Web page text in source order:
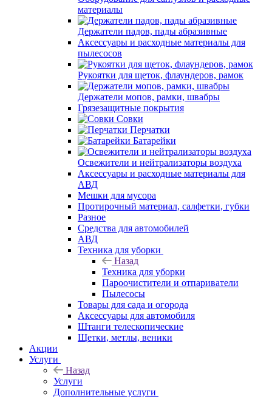
материалы
Держатели падов, пады абразивные
Аксессуары и расходные материалы для
пылесосов
Рукоятки для щеток, флаундеров, рамок
Держатели мопов, рамки, швабры
Грязезащитные покрытия
Совки
Перчатки
Батарейки
Освежители и нейтрализаторы воздуха
Аксессуары и расходные материалы для
АВД
Мешки для мусора
Протирочный материал, салфетки, губки
Разное
Средства для автомобилей
АВД
Техника для уборки
Назад
Техника для уборки
Пароочистители и отпариватели
Пылесосы
Товары для сада и огорода
Аксессуары для автомобиля
Штанги телескопические
Щетки, метлы, веники
Акции
Услуги
Назад
Услуги
Дополнительные услуги